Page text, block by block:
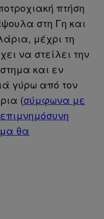
πτήση
στη Γη και
μέχρι τη
να στείλει την
και εν
γύρω από τον
(σύμφωνα με
θα